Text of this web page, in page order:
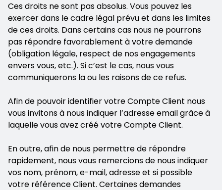
Ces droits ne sont pas absolus. Vous pouvez les
exercer dans le cadre légal prévu et dans les limites
de ces droits. Dans certains cas nous ne pourrons
pas répondre favorablement à votre demande
(obligation légale, respect de nos engagements
envers vous, etc.). Si c’est le cas, nous vous
communiquerons la ou les raisons de ce refus.
Afin de pouvoir identifier votre Compte Client nous
vous invitons à nous indiquer l’adresse email grâce à
laquelle vous avez créé votre Compte Client.
En outre, afin de nous permettre de répondre
rapidement, nous vous remercions de nous indiquer
vos nom, prénom, e-mail, adresse et si possible
votre référence Client. Certaines demandes